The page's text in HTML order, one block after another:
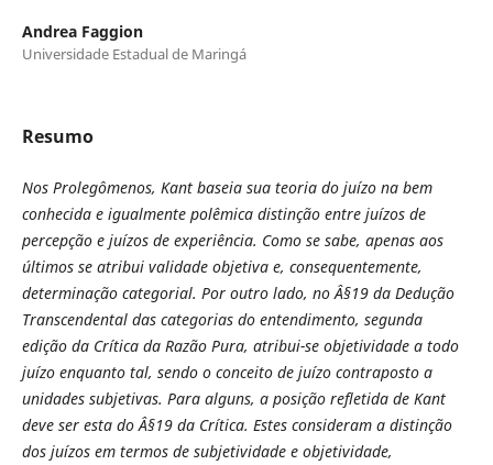
Andrea Faggion
Universidade Estadual de Maringá
Resumo
Nos Prolegômenos, Kant baseia sua teoria do juízo na bem
conhecida e igualmente polêmica distinção entre juízos de
percepção e juízos de experiência. Como se sabe, apenas aos
últimos se atribui validade objetiva e, consequentemente,
determinação categorial. Por outro lado, no Â§19 da Dedução
Transcendental das categorias do entendimento, segunda
edição da Crítica da Razão Pura, atribui-se objetividade a todo
juízo enquanto tal, sendo o conceito de juízo contraposto a
unidades subjetivas. Para alguns, a posição refletida de Kant
deve ser esta do Â§19 da Crítica. Estes consideram a distinção
dos juízos em termos de subjetividade e objetividade,